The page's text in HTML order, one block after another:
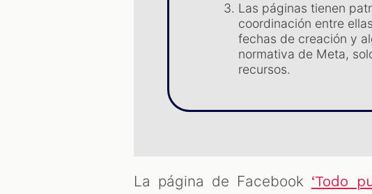
Las páginas tienen
coordinación entre
fechas de creación y
normativa de Meta,
recursos.
La página de Facebook ‘Todo